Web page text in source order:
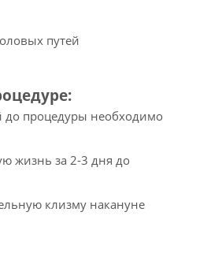
путей
до процедуры необходимо
жизнь за 2-3 дня до
клизму накануне